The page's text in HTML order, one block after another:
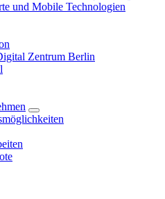
und Mobile Technologien
Zentrum Berlin